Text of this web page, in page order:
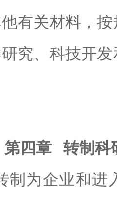
有关材料，
究、科技开
第四章 转制科
制为企业和进